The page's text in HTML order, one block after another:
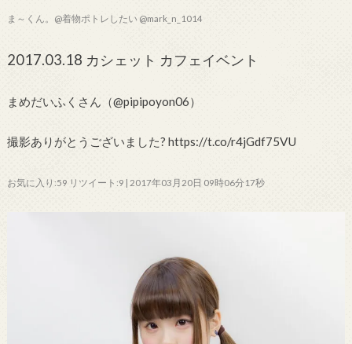
ま～くん。@着物ポトレしたい @mark_n_1014
2017.03.18 カシェット カフェイベント
まめだいふくさん（@pipipoyon06）
撮影ありがとうございました? https://t.co/r4jGdf75VU
お気に入り:59 リツイート:9 | 2017年03月20日 09時06分17秒